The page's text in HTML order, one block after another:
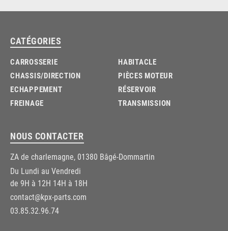
CATÉGORIES
CARROSSERIE
CHASSIS/DIRECTION
ECHAPPEMENT
FREINAGE
HABITACLE
PIÈCES MOTEUR
RÉSERVOIR
TRANSMISSION
NOUS CONTACTER
ZA de charlemagne, 01380 Bâgé-Dommartin
Du Lundi au Vendredi
de 9H à 12H 14H à 18H
contact@kpx-parts.com
03.85.32.96.74